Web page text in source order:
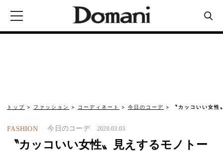
トップ ファッション コーディネート 今日のコーデ 〝カッコいい女
FASHION 今日のコーデ 2020.03.03
〝カッコいい女性〟見えするモノトー